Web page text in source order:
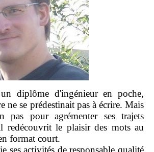
diplôme d'ingénieur en poche,
ne se prédestinait pas à écrire. Mais
pas pour agrémenter ses trajets
redécouvrit le plaisir des mots au
format court.
ses activités de responsable qualité